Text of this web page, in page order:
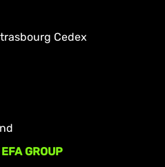
Cedex
GROUP